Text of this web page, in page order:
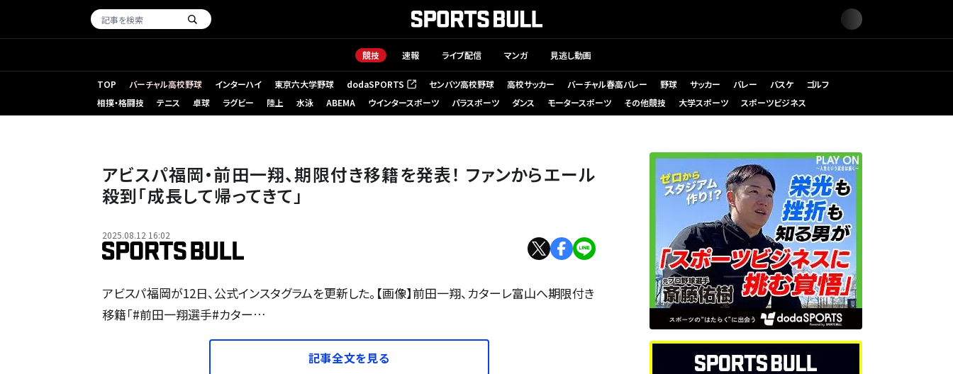
競技 速報 ライブ配信 マンガ 見逃し動画
TOP バーチャル高校野球 インターハイ 東京六大学野球 dodaSPORTS
（新しいタブで開く） センバツ高校野球 高校サッカー バーチャル春高バレー 野球 サッカー バレー バスケ
ゴルフ
相撲・格闘技
テニス 卓球 ラグビー 陸上 水泳 ABEMA ウインタースポーツ パラスポーツ ダンス モータースポーツ その他競技 大学スポーツ スポーツビジネス
アビスパ福岡・前田一翔、期限付き移籍を発表！ ファンからエール
殺到「成長して帰ってきて」
2025.08.12 16:02
アビスパ福岡が12日、公式インスタグラムを更新した。【画像】前田一翔、カターレ富山へ期限付き
移籍「#前田一翔選手#カター…
記事全文を見る